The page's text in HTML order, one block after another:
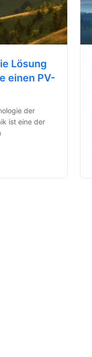
Lösung
einen PV-
der
ist eine der